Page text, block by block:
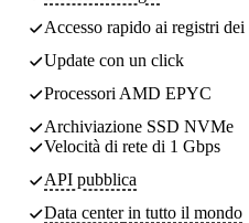
Accesso rapido ai registri dei
Update con un click
Processori AMD EPYC
Archiviazione SSD NVMe
Velocità di rete di 1 Gbps
API pubblica
Data centerin tutto il mondo